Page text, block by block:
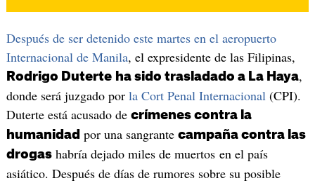
Después de ser detenido este martes en el aeropuerto
Internacional de Manila, el expresidente de las Filipinas,
Rodrigo Duterte ha sido trasladado a La Haya,
donde será juzgado por la Cort Penal Internacional(CPI).
Duterte está acusado de crímenes contra la
humanidad por una sangrante campaña contra las
drogashabría dejado miles de muertos en el país
asiático. Después de días de rumores sobre su posible